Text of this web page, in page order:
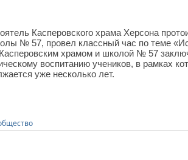
Касперовского храма Херсона
№ 57, провел классный час по теме
храмом и школой № 57
воспитанию учеников, в рамках
уже несколько лет.